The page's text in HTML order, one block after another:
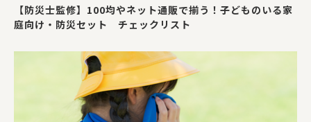
【防災士監修】100均やネット通販で揃う！子どものいる家
庭向け・防災セット チェックリスト